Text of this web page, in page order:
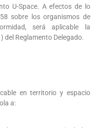
U-Space. A efectos de lo
sobre los organismos de
será aplicable la
del Reglamento Delegado.
en territorio y espacio
a: